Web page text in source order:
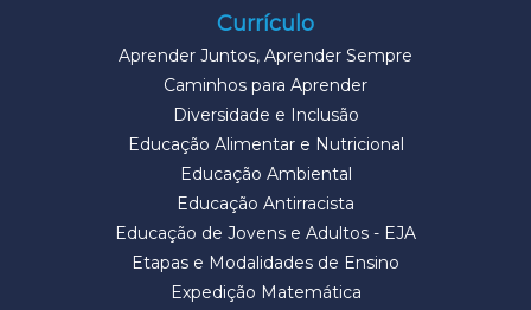
Currículo
Aprender Juntos, Aprender Sempre
Caminhos para Aprender
Diversidade e Inclusão
Educação Alimentar e Nutricional
Educação Ambiental
Educação Antirracista
Educação de Jovens e Adultos - EJA
Etapas e Modalidades de Ensino
Expedição Matemática